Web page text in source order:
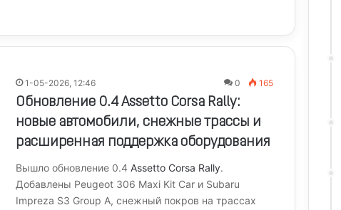
1-05-2026, 12:46 0 165
Обновление 0.4 Assetto Corsa Rally:
новые автомобили, снежные трассы и
расширенная поддержка оборудования
Вышло обновление 0.4Assetto Corsa Rally.
Добавлены Peugeot 306 Maxi Kit Car и Subaru
Impreza S3 Group A, снежный покров на трассах